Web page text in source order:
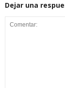
Dejar una